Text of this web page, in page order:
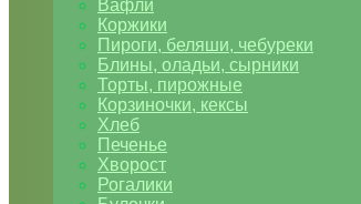
Вафли
Коржики
Пироги, беляши, чебуреки
Блины, оладьи, сырники
Торты, пирожные
Корзиночки, кексы
Хлеб
Печенье
Хворост
Рогалики